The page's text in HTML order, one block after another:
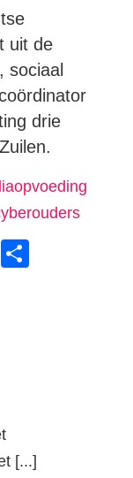
uit de
sociaal
drie
WhatsApp
[...]